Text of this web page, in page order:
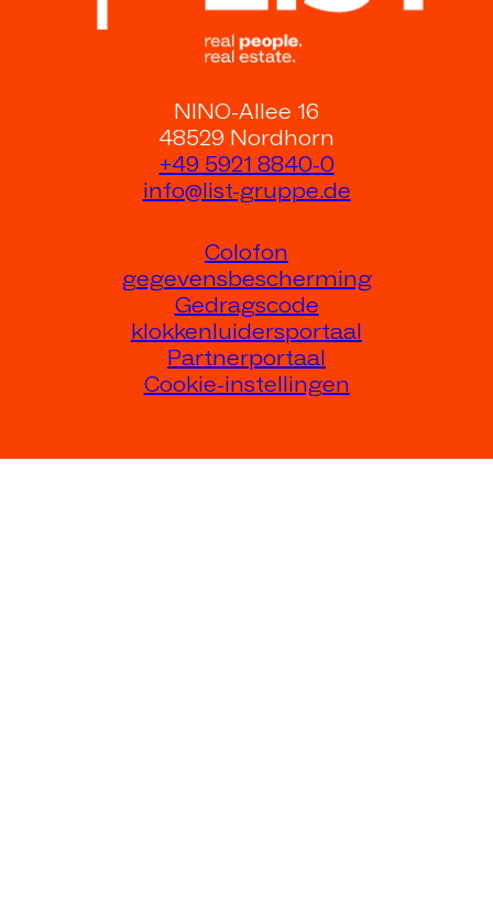
NINO-Allee 16
48529 Nordhorn
+49 5921 8840-0
info@list-gruppe.de
Colofon
gegevensbescherming
Gedragscode
klokkenluidersportaal
Partnerportaal
Cookie-instellingen